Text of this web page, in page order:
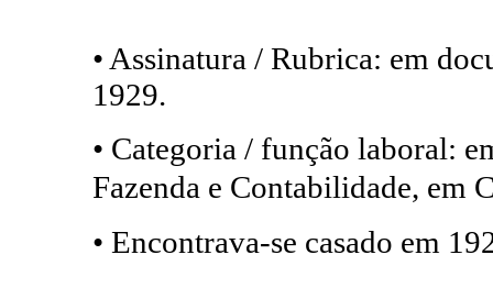
• Assinatura / Rubrica: em
1929.
• Categoria / função laboral:
Fazenda e Contabilidade, em
• Encontrava-se casado em